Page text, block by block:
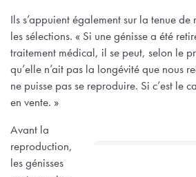
Ils s’appuient également sur la tenue
les sélections. « Si une génisse a été
traitement médical, il se peut, selon le
qu’elle n’ait pas la longévité que nous
ne puisse pas se reproduire. Si c’est le
en vente. »
Avant la
reproduction,
les génisses